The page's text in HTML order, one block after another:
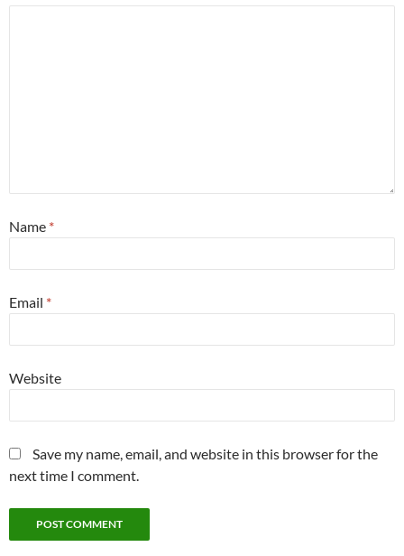
Name *
Email *
Website
Save my name, email, and website in this browser for the
next time I comment.